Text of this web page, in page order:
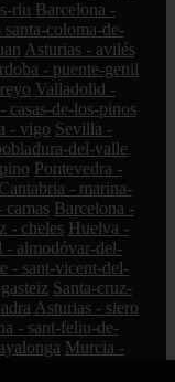
riu Barcelona -
coloma-de-
Asturias - avilés
- puente-genil
Valladolid -
casas-de-los-pinos
- vigo Sevilla -
del-valle
Pontevedra -
Cantabria - marina-
camas Barcelona -
- cheles Huelva -
- almodóvar-del-
- sant-vicent-del-
Santa-cruz-
Asturias - siero
- sant-feliu-de-
Murcia -